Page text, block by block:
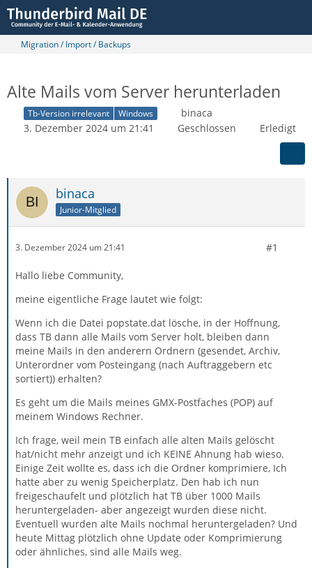
Migration / Import / Backups
Alte Mails vom Server herunterladen
Tb-Version irrelevant Windows
binaca
3. Dezember 2024 um 21:41
Geschlossen Erledigt
binaca
Junior-Mitglied
3. Dezember 2024 um 21:41 #1
Hallo liebe Community,
meine eigentliche Frage lautet wie folgt:
Wenn ich die Datei popstate.dat lösche, in der Hoffnung,
dass TB dann alle Mails vom Server holt, bleiben dann
meine Mails in den anderern Ordnern (gesendet, Archiv,
Unterordner vom Posteingang (nach Auftraggebern etc
sortiert)) erhalten?
Es geht um die Mails meines GMX-Postfaches (POP) auf
meinem Windows Rechner.
Ich frage, weil mein TB einfach alle alten Mails gelöscht
hat/nicht mehr anzeigt und ich KEINE Ahnung hab wieso.
Einige Zeit wollte es, dass ich die Ordner komprimiere, Ich
hatte aber zu wenig Speicherplatz. Den hab ich nun
freigeschaufelt und plötzlich hat TB über 1000 Mails
heruntergeladen- aber angezeigt wurden diese nicht.
Eventuell wurden alte Mails nochmal heruntergeladen? Und
heute Mittag plötzlich ohne Update oder Komprimierung
oder ähnliches, sind alle Mails weg.